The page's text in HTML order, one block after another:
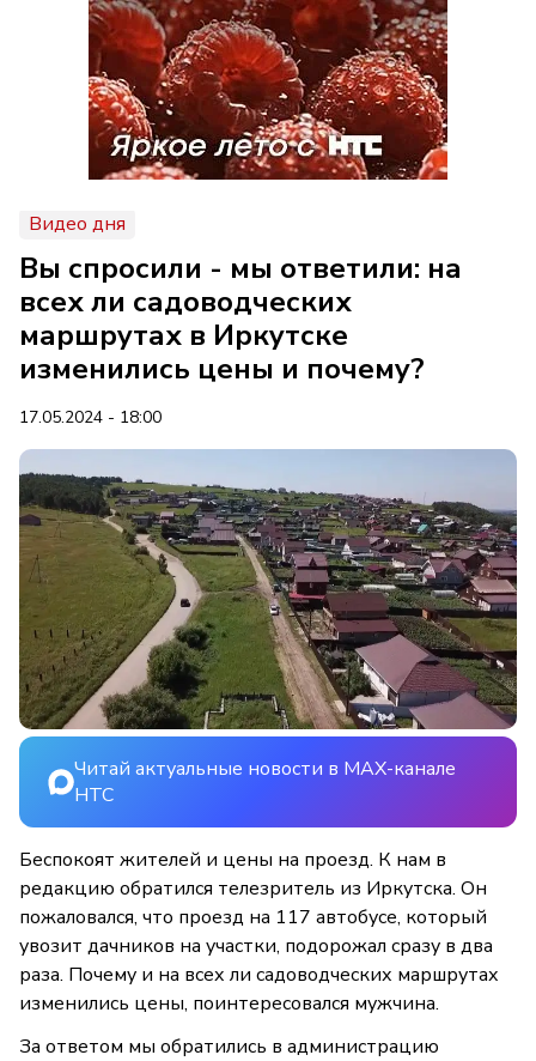
Видео дня
Вы спросили - мы ответили: на
всех ли садоводческих
маршрутах в Иркутске
изменились цены и почему?
17.05.2024 - 18:00
Читай актуальные новости в MAX-канале
НТС
Беспокоят жителей и цены на проезд. К нам в
редакцию обратился телезритель из Иркутска. Он
пожаловался, что проезд на 117 автобусе, который
увозит дачников на участки, подорожал сразу в два
раза. Почему и на всех ли садоводческих маршрутах
изменились цены, поинтересовался мужчина.
За ответом мы обратились в администрацию